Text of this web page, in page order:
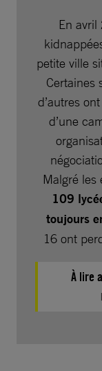
En
petite ville
Certaines
d’autres
d’une
Malgré les
109
toujours
16 ont
À lire